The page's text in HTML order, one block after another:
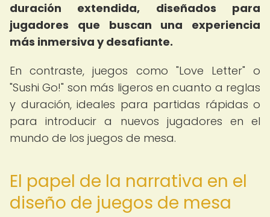
duración extendida, diseñados para
jugadores que buscan una experiencia
más inmersiva y desafiante.
En contraste, juegos como "Love Letter" o
"Sushi Go!" son más ligeros en cuanto a reglas
y duración, ideales para partidas rápidas o
para introducir a nuevos jugadores en el
mundo de los juegos de mesa.
El papel de la narrativa en el
diseño de juegos de mesa